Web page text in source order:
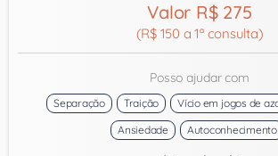
Valor R$ 275
(R$ 150 a 1ª consulta)
Posso ajudar com
Separação Traição
Vício em jogos de
Ansiedade
Autoconhecimento